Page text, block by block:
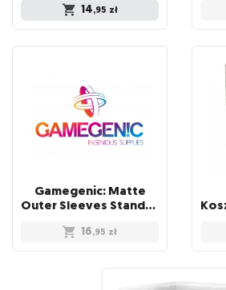
14,95 zł
Gamegenic: Matte
Outer Sleeves Standard (66x91 mm), 50 sztuk
16,95 zł